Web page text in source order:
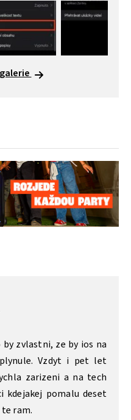
zvlastni, ze by ios na
Vzdyt i pet let
zarizeni a na tech
kdejakej pomalu deset
ram.